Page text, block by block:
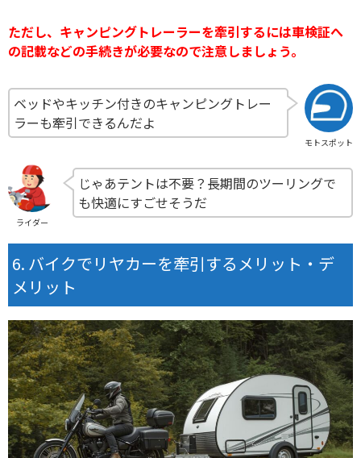
ただし、キャンピングトレーラーを牽引するには車検証へ
の記載などの手続きが必要なので注意しましょう。
モトスポット
ベッドやキッチン付きのキャンピングトレー
ラーも牽引できるんだよ
ライダー
じゃあテントは不要？長期間のツーリングで
も快適にすごせそうだ
バイクでリヤカーを牽引するメリット・デ
メリット